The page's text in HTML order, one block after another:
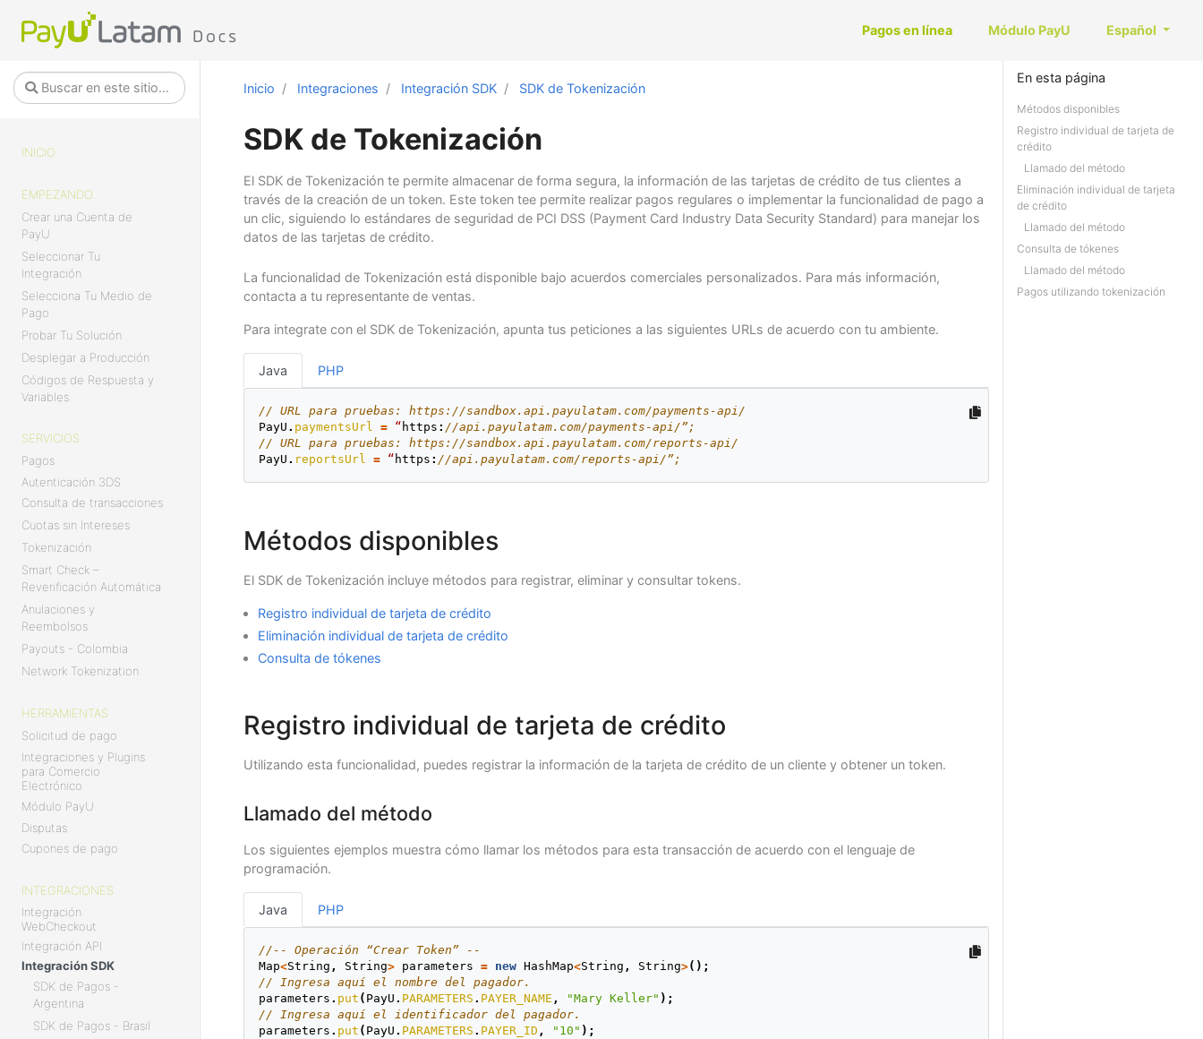
Pagos en línea Módulo PayU Español
INICIO
EMPEZANDO...
Crear una Cuenta de
PayU
Seleccionar Tu
Integración
Selecciona Tu Medio de
Pago
Probar Tu Solución
Desplegar a Producción
Códigos de Respuesta y
Variables
SERVICIOS
Pagos
Autenticación 3DS
Consulta de transacciones
Cuotas sin Intereses
Tokenización
Smart Check –
Reverificación Automática
Anulaciones y
Reembolsos
Payouts - Colombia
Network Tokenization
HERRAMIENTAS
Solicitud de pago
Integraciones y Plugins
para Comercio
Electrónico
Módulo PayU
Disputas
Cupones de pago
INTEGRACIONES
Integración
WebCheckout
Integración API
Integración SDK
SDK de Pagos -
Argentina
SDK de Pagos - Brasil
En esta página
Métodos disponibles
Registro individual de tarjeta de
crédito
Llamado del método
Eliminación individual de tarjeta
de crédito
Llamado del método
Consulta de tókenes
Llamado del método
Pagos utilizando tokenización
Inicio Integraciones Integración SDK SDK de Tokenización
SDK de Tokenización
El SDK de Tokenización te permite almacenar de forma segura, la información de las tarjetas de crédito de tus clientes a
través de la creación de un token. Este token tee permite realizar pagos regulares o implementar la funcionalidad de pago a
un clic, siguiendo lo estándares de seguridad de PCI DSS (Payment Card Industry Data Security Standard) para manejar los
datos de las tarjetas de crédito.
La funcionalidad de Tokenización está disponible bajo acuerdos comerciales personalizados. Para más información,
contacta a tu representante de ventas.
Para integrate con el SDK de Tokenización, apunta tus peticiones a las siguientes URLs de acuerdo con tu ambiente.
Java PHP
// URL para pruebas: https://sandbox.api.payulatam.com/payments-api/
PayU . paymentsUrl = “ https : //api.payulatam.com/payments-api/”;
// URL para pruebas: https://sandbox.api.payulatam.com/reports-api/
PayU . reportsUrl = “ https : //api.payulatam.com/reports-api/”;
Métodos disponibles
El SDK de Tokenización incluye métodos para registrar, eliminar y consultar tokens.
Registro individual de tarjeta de crédito
Eliminación individual de tarjeta de crédito
Consulta de tókenes
Registro individual de tarjeta de crédito
Utilizando esta funcionalidad, puedes registrar la información de la tarjeta de crédito de un cliente y obtener un token.
Llamado del método
Los siguientes ejemplos muestra cómo llamar los métodos para esta transacción de acuerdo con el lenguaje de
programación.
Java PHP
//-- Operación “Crear Token” --
Map<String , String> parameters = new HashMap<String , String>();
// Ingresa aquí el nombre del pagador.
parameters . put ( PayU . PARAMETERS . PAYER_NAME , "Mary Keller" );
// Ingresa aquí el identificador del pagador.
parameters . put ( PayU . PARAMETERS . PAYER_ID , "10" );